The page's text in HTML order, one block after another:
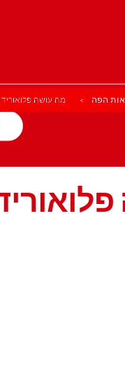
הפה מטרה
HE (IL)
מטרה
הפה מה עושה